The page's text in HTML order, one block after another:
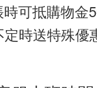
可抵購物金
時送特殊優